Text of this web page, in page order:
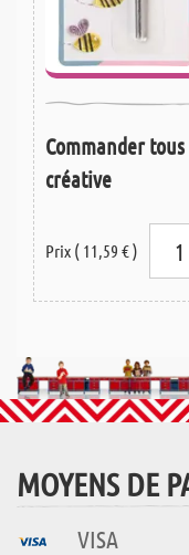
Commander
créative
Prix ( 11,59 € )
MOYENS DE
VISA